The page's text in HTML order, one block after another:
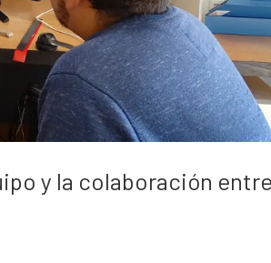
y la colaboración